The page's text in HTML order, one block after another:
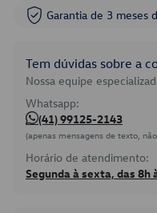
Garantia de 3 meses
Tem dúvidas sobre a
Nossa equipe
Whatsapp:
(41) 99125-2143
(apenas mensagens de texto,
Horário de atendimento:
Segunda à sexta, das 8h